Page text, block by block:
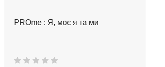
PROme : Я, моє я та ми